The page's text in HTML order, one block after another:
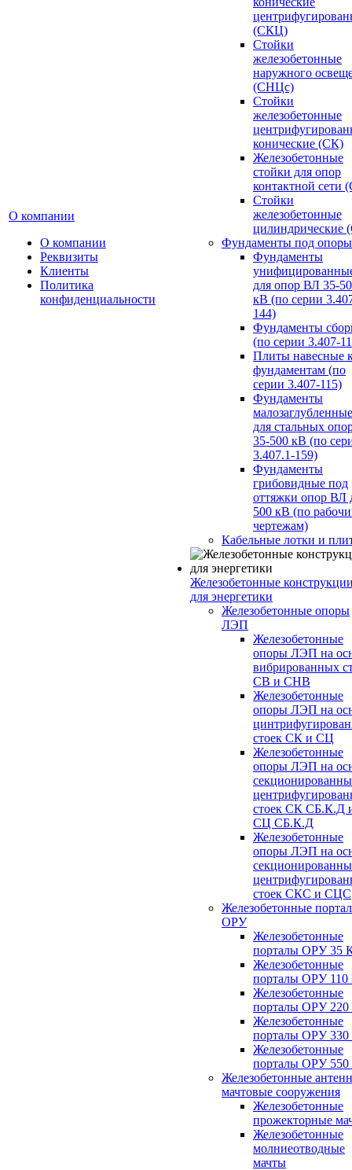
О компании
О компании
Реквизиты
Клиенты
Политика
конфиденциальности
(СКЦ)
Стойки
железобетонные
наружного
(СНЦс)
Стойки
железобетонные
конические (СК)
Железобетонные
стойки для опор
контактной сети
Стойки
железобетонные
цилиндрические
Фундаменты под опоры
Фундаменты
для опор ВЛ 35-
кВ (по серии
144)
Фундаменты
(по серии 3.407-
Плиты навесные
фундаментам (по
серии 3.407-115)
Фундаменты
малозаглубленные
для стальных
35-500 кВ (по
3.407.1-159)
Фундаменты
грибовидные под
оттяжки опор ВЛ
500 кВ (по
чертежам)
Кабельные лотки и
Железобетонные
для энергетики
Железобетонные опоры
ЛЭП
Железобетонные
опоры ЛЭП на
вибрированных
СВ и СНВ
Железобетонные
опоры ЛЭП на
стоек СК и СЦ
Железобетонные
опоры ЛЭП на
стоек СК СБ.К.Д
СЦ СБ.К.Д
Железобетонные
опоры ЛЭП на
стоек СКС и СЦС
Железобетонные
ОРУ
Железобетонные
порталы ОРУ 35
Железобетонные
порталы ОРУ
Железобетонные
порталы ОРУ
Железобетонные
порталы ОРУ
Железобетонные
порталы ОРУ
Железобетонные
мачтовые сооружения
Железобетонные
прожекторные
Железобетонные
молниеотводные
мачты